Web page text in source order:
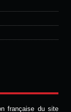
française du site